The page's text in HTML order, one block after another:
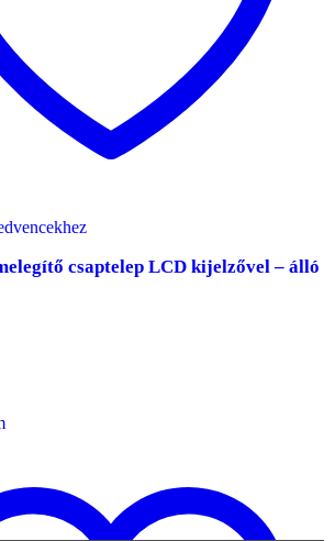
csaptelep LCD kijelzővel – álló